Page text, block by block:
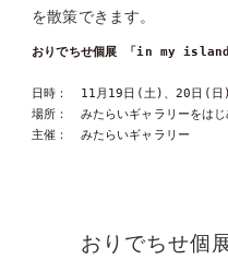
を散策できます。
おりでちせ個展 「in my islands
日時：　11月19日(土)、20日(
場所：　みたらいギャラリーを
主催：　みたらいギャラリー
おりでちせ個